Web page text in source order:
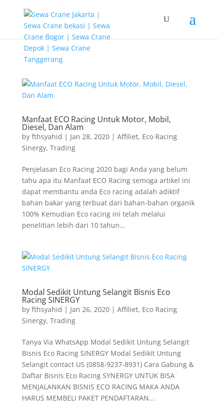
Manfaat ECO Racing Untuk Motor, Mobil,
Diesel, Dan Alam
by fthsyahid | Jan 28, 2020| Affiliet, Eco Racing
Sinergy, Trading
Penjelasan Eco Racing 2020 bagi Anda yang belum
tahu apa itu Manfaat ECO Racing semoga artikel ini
dapat membantu anda Eco racing adalah adiktif
bahan bakar yang terbuat dari bahan-bahan organik
100% Kemudian Eco racing ini telah melalui
penelitian lebih dari 10 tahun...
Modal Sedikit Untung Selangit Bisnis Eco
Racing SINERGY
by fthsyahid | Jan 26, 2020| Affiliet, Eco Racing
Sinergy, Trading
Tanya Via WhatsApp Modal Sedikit Untung Selangit
Bisnis Eco Racing SINERGY Modal Sedikit Untung
Selangit contact US (0858-9237-8931) Cara Gabung &
Daftar Bisnis Eco Racing SYNERGY UNTUK BISA
MENJALANKAN BISNIS ECO RACING MAKA ANDA
HARUS MEMBELI PAKET PENDAFTARAN...